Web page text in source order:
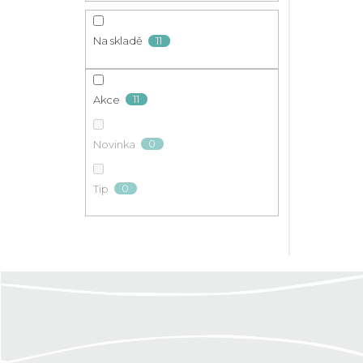
Na skladě 11
Akce 11
Novinka 0
Tip 0